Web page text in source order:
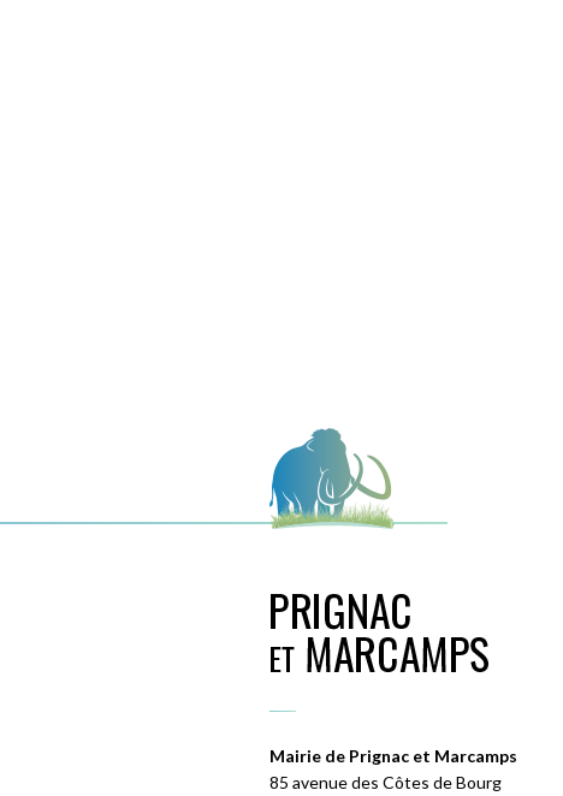
Mairie de Prignac et Marcamps
85 avenue des Côtes de Bourg